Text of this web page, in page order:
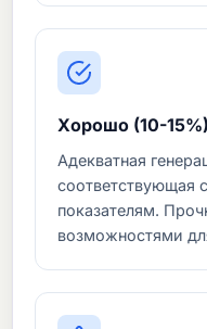
Хорошо (10-15%)
Адекватная
соответствующая
показателям.
возможностями